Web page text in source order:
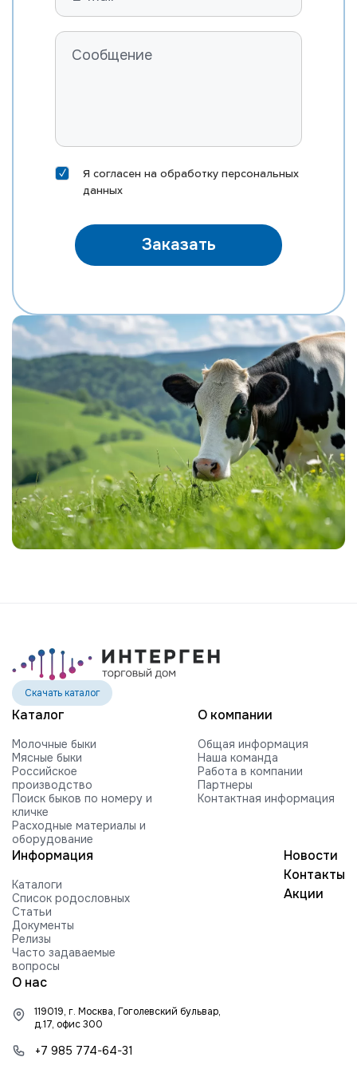
FARNEAR B-BOB MASTER-ET
RI-VAL-RE MOD MCCORD-P-ET
MR SILVER NAUTICAL-ET
MR NOBLE NEPOLEAN
MR SUPERHERO NEXUS-ET
MR RUBICON NICHE-ET
MR SPRING NIGHTHAWK-ET
MR MT NIGHTLIFE 31444-ET
MR TROY NIGHTSTICK 61156-ET
MR SPRING NOBLE 2-ETN
MR SUPERHERO NOLAN-ET
MR WINGS NORTON-ET
EDG DIRECTOR OPTIC-ET
POTTERS-FIELD PAVETHEWAY-TW
TEEMAR MODESTY RATE-ET
GENOSOURCE DELTA REGMA-ET
VOGUE REVIVAL-RED-ET
HILMAR C ROCKFORD-ET
FARNEAR-BH MOGUL ROCKY-ET
FARNEAR ROXY B 54505-ET G +2416
Edg RUBICON-ET
EDG COIN RUEBEN 25004-ET
BUTLERVIEW SHUT-OUT-ET
BRYHILL SOCRATES P-ETN
TRAMILDA MISSO SOLO-ET
EDG PRE STANLEY 25021-ET
DELICIOUS H-NOON TAMPA-ET
Я согласен на обработку персональных
данных
Заказать
Скачать каталог
Каталог
Молочные быки
Мясные быки
Российское
производство
Поиск быков по номеру и
кличке
Расходные материалы и
оборудование
О компании
Общая информация
Наша команда
Работа в компании
Партнеры
Контактная информация
Информация
Каталоги
Список родословных
Статьи
Документы
Релизы
Часто задаваемые
вопросы
Новости
Контакты
Акции
О нас
119019, г. Москва, Гоголевский бульвар,
д.17, офис 300
+7 985 774-64-31